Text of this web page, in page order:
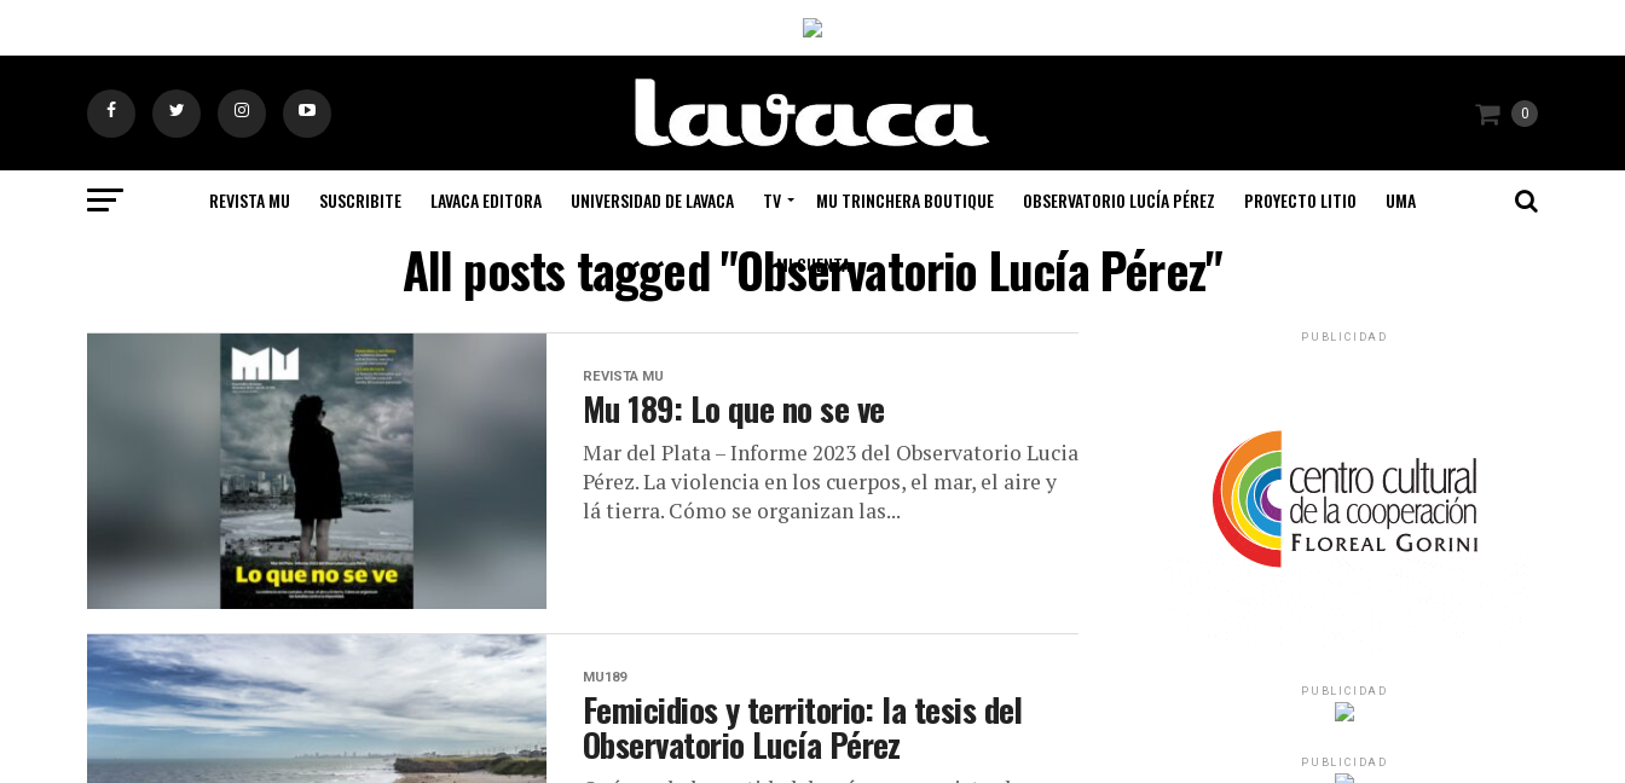
0
REVISTA MU SUSCRIBITE LAVACA EDITORA UNIVERSIDAD DE LAVACA TV MU TRINCHERA BOUTIQUE OBSERVATORIO LUCÍA PÉREZ PROYECTO LITIO UMA
MI CUENTA
All posts tagged "Observatorio Lucía Pérez"
REVISTA MU
Mu 189: Lo que no se ve
Mar del Plata – Informe 2023 del Observatorio Lucia
Pérez. La violencia en los cuerpos, el mar, el aire y
lá tierra. Cómo se organizan las...
MU189
Femicidios y territorio: la tesis del
Observatorio Lucía Pérez
PUBLICIDAD
PUBLICIDAD
PUBLICIDAD